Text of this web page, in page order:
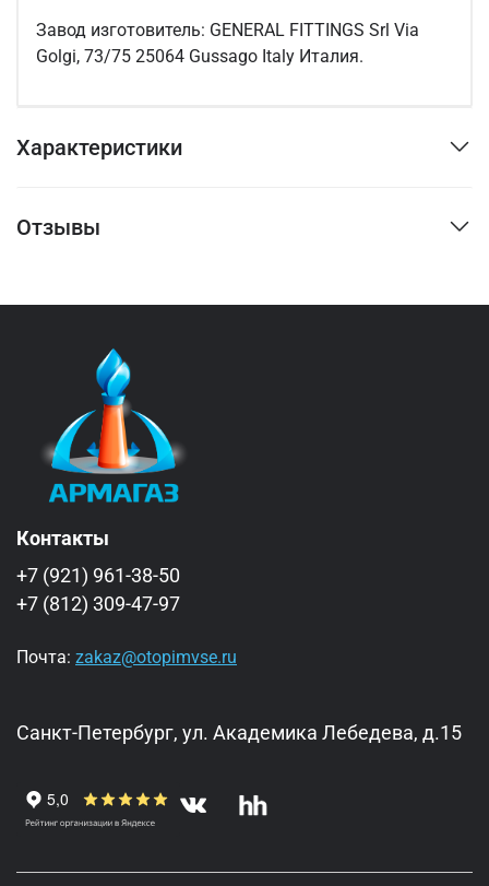
Завод изготовитель: GENERAL FITTINGS Srl Via
Golgi, 73/75 25064 Gussago Italy Италия.
Характеристики
Отзывы
Контакты
+7 (921) 961-38-50
+7 (812) 309-47-97
Почта: zakaz@otopimvse.ru
Санкт-Петербург, ул. Академика Лебедева, д.15